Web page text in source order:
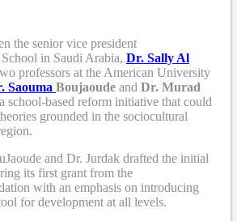
the senior vice president
in Saudi Arabia, Dr. Sally Al
professors at the American University
Saouma Boujaoude and Dr. Murad
school-based reform initiative that could
grounded in the sociocultural
and Dr. Jurdak drafted the initial
its first grant from the
with an emphasis on introducing
for development at all levels.